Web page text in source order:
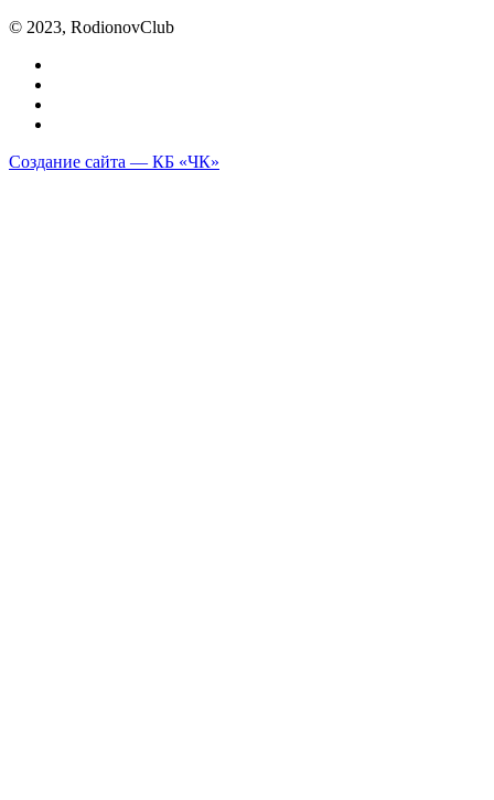
© 2023, RodionovClub
Создание сайта — КБ «ЧК»